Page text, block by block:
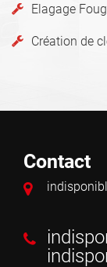
Elagage
Création de
Contact